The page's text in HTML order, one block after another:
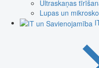
Ultraskaņas
Lupas un